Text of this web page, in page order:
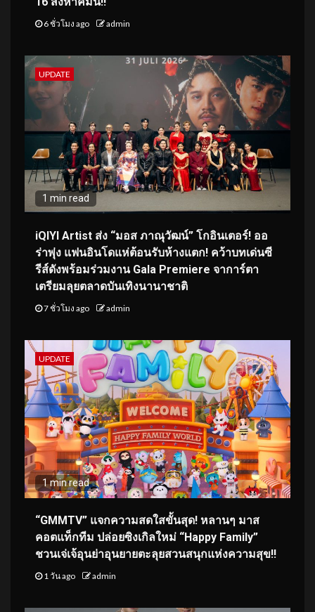
6 ชั่วโมง ago admin
UPDATE
1 min read
iQIYI Artist ส่ง “มอส ภาณุวัฒน์” โกอินเตอร์! ออ
ร่าพุ่ง แฟนอินโดแห่ต้อนรับห้างแตก! คว้าบทเด่นซี
รีส์ดังพร้อมร่วมงาน Gala Premiere จาการ์ตา
เตรียมลุยตลาดบันเทิงนานาชาติ
7 ชั่วโมง ago admin
UPDATE
1 min read
“GMMTV” แจกความสดใสขั้นสุด! หลานๆ มาส
คอตแท็กทีม ปล่อยซิงเกิลใหม่ “Happy Family”
ชวนเจ่เจ้อุนย่าอุนยายตะลุยสวนสนุกแห่งความสุข!!
1 วัน ago admin